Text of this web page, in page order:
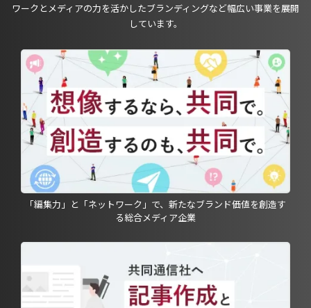
ワークとメディアの力を活かしたブランディングなど幅広い事業を展開
しています。
「編集力」と「ネットワーク」で、新たなブランド価値を創造す
る総合メディア企業